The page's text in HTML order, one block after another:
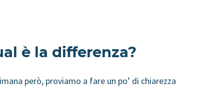
è la differenza?
però, proviamo a fare un po’ di chiarezza